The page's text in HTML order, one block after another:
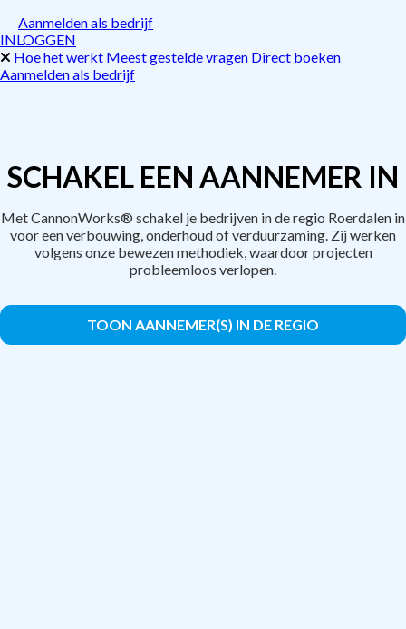
Aanmelden als bedrijf
INLOGGEN
Hoe het werkt Meest gestelde vragen Direct boeken
Aanmelden als bedrijf
SCHAKEL EEN AANNEMER IN
Met CannonWorks® schakel je bedrijven in de regio Roerdalen in
voor een verbouwing, onderhoud of verduurzaming. Zij werken
volgens onze bewezen methodiek, waardoor projecten
probleemloos verlopen.
TOON AANNEMER(S) IN DE REGIO